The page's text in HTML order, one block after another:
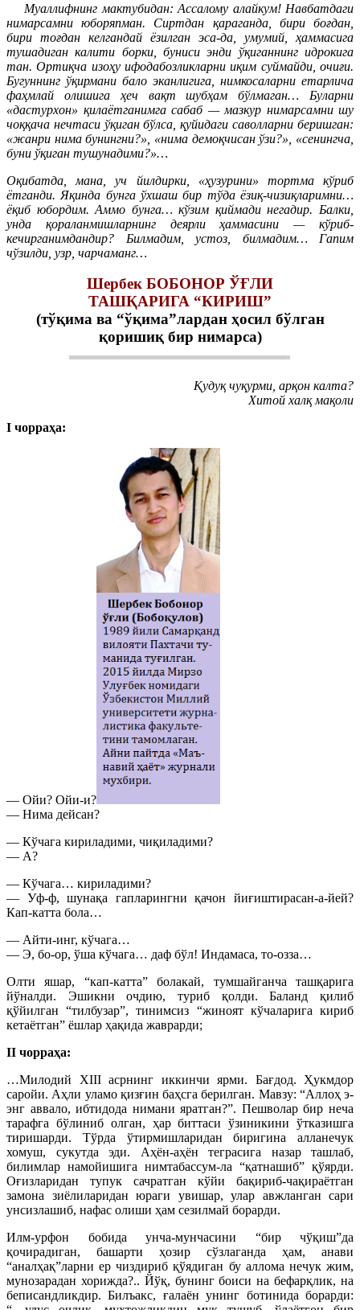
Муаллифнинг мактубидан: Ассалому алайкум! Навбатдаги
нимарсамни юборяпман. Сиртдан қараганда, бири боғдан,
бири тоғдан келгандай ёзилган эса-да, умумий, ҳаммасига
тушадиган калити борки, буниси энди ўқиганнинг идрокига
тан. Ортиқча изоҳу ифодабозликларни иқим суймайди, очиғи.
Бугуннинг ўқирмани бало эканлигига, нимкосаларни етарлича
фаҳмлай олишига ҳеч вақт шубҳам бўлмаган… Буларни
«дастурхон» қилаётганимга сабаб — мазкур нимарсамни шу
чоққача нечтаси ўқиган бўлса, қуйидаги саволларни беришган:
«жанри нима бунингни?», «нима демоқчисан ўзи?», «сенингча,
буни ўқиган тушунадими?»…
Оқибатда, мана, уч йилдирки, «ҳузурини» тортма кўриб
ётганди. Яқинда бунга ўхшаш бир тўда ёзиқ-чизиқларимни…
ёқиб юбордим. Аммо бунга… кўзим қиймади негадир. Балки,
унда қораланмишларнинг деярли ҳаммасини — кўриб-
кечирганимдандир? Билмадим, устоз, билмадим… Гапим
чўзилди, узр, чарчаманг…
Шербек БОБОНОР ЎҒЛИ
ТАШҚАРИГА “КИРИШ”
(тўқима ва “ўқима”лардан ҳосил бўлган
қоришиқ бир нимарса)
Қудуқ чуқурми, арқон калта?
Хитой халқ мақоли
I чорраҳа:
— Ойи? Ойи-и?
— Нима дейсан?
— Кўчага кириладими, чиқиладими?
— А?
— Кўчага… кириладими?
— Уф-ф, шунақа гапларингни қачон йиғиштирасан-а-йей?
Кап-катта бола…
— Айти-инг, кўчага…
— Э, бо-ор, ўша кўчага… даф бўл! Индамаса, то-озза…
Олти яшар, “кап-катта” болакай, тумшайганча ташқарига
йўналди. Эшикни очдию, туриб қолди. Баланд қилиб
қўйилган “тилбузар”, тинимсиз “жиноят кўчаларига кириб
кетаётган” ёшлар ҳақида жаврарди;
II чорраҳа:
…Милодий XIII асрнинг иккинчи ярми. Бағдод. Ҳукмдор
саройи. Аҳли уламо қизғин баҳсга берилган. Мавзу: “Аллоҳ э-
энг аввало, ибтидода нимани яратган?”. Пешволар бир неча
тарафга бўлиниб олган, ҳар биттаси ўзиникини ўтказишга
тиришарди. Тўрда ўтирмишларидан биригина алланечук
хомуш, сукутда эди. Аҳён-аҳён теграсига назар ташлаб,
билимлар намойишига нимтабассум-ла “қатнашиб” қўярди.
Оғизларидан тупук сачратган кўйи бақириб-чақираётган
замона зиёлиларидан юраги увишар, улар авжланган сари
унсизлашиб, нафас олиши ҳам сезилмай борарди.
Илм-урфон бобида унча-мунчасини “бир чўқиш”да
қочирадиган, башарти ҳозир сўзлаганда ҳам, анави
“аналҳақ”ларни ер чиздириб қўядиган бу аллома нечук жим,
мунозарадан хорижда?.. Йўқ, бунинг боиси на бефарқлик, на
беписандликдир. Билъакс, ғалаён унинг ботинида борарди: